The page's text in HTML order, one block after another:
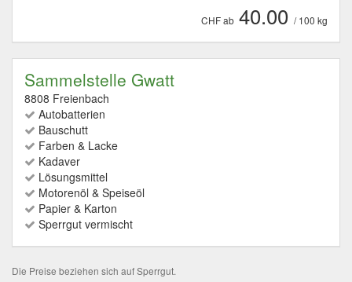
CHF ab 40.00 / 100 kg
Sammelstelle Gwatt
8808 Freienbach
Autobatterien
Bauschutt
Farben & Lacke
Kadaver
Lösungsmittel
Motorenöl & Speiseöl
Papier & Karton
Sperrgut vermischt
Die Preise beziehen sich auf Sperrgut.